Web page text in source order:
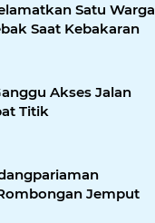
Satu Warga
Saat Kebakaran
Akses Jalan
Titik
Jemput